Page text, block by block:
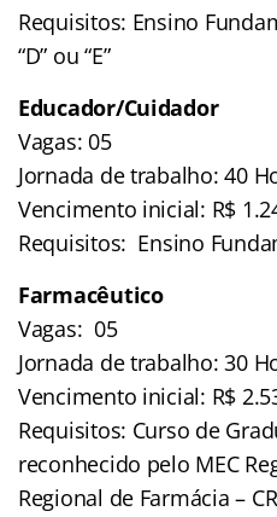
Requisitos: Ensino
“D” ou “E”
Educador/Cuidador
Vagas: 05
Jornada de trabalho: 40
Vencimento inicial: R$
Requisitos: Ensino
Farmacêutico
Vagas: 05
Jornada de trabalho: 30
Vencimento inicial: R$
Requisitos: Curso de
reconhecido pelo MEC
Regional de Farmácia –